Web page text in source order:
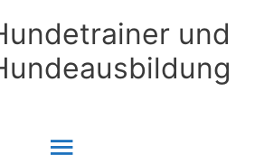
und
Hauptmenü